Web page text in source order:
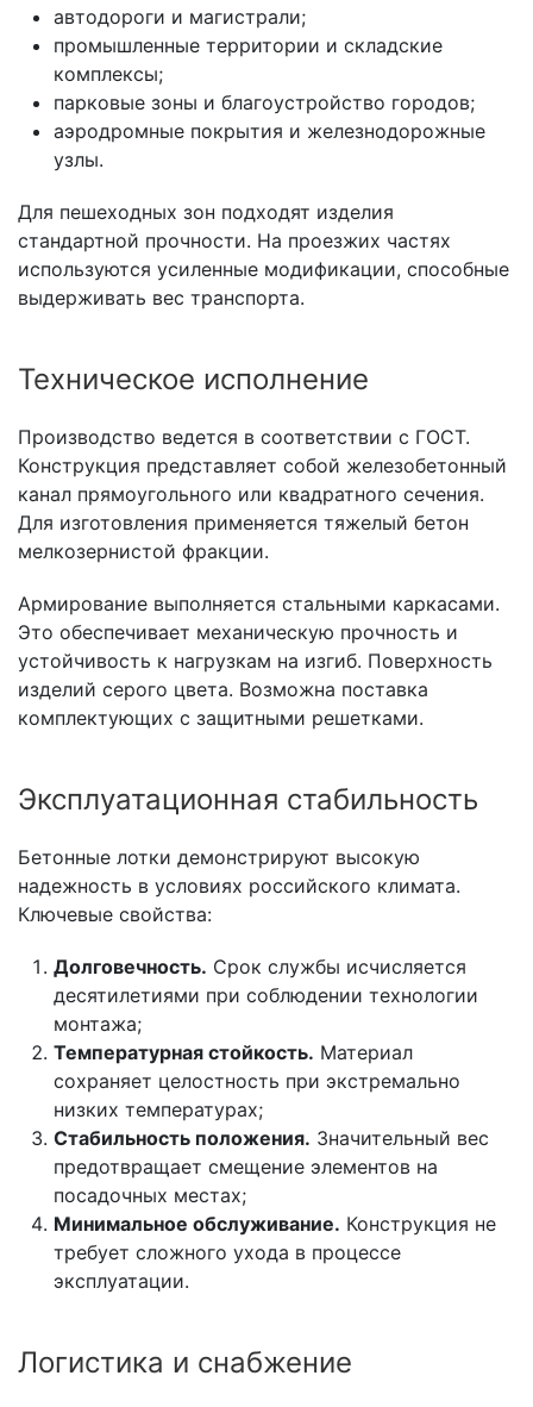
автодороги и магистрали;
промышленные территории и складские
комплексы;
парковые зоны и благоустройство городов;
аэродромные покрытия и железнодорожные
узлы.
Для пешеходных зон подходят изделия
стандартной прочности. На проезжих частях
используются усиленные модификации, способные
выдерживать вес транспорта.
Техническое исполнение
Производство ведется в соответствии с ГОСТ.
Конструкция представляет собой железобетонный
канал прямоугольного или квадратного сечения.
Для изготовления применяется тяжелый бетон
мелкозернистой фракции.
Армирование выполняется стальными каркасами.
Это обеспечивает механическую прочность и
устойчивость к нагрузкам на изгиб. Поверхность
изделий серого цвета. Возможна поставка
комплектующих с защитными решетками.
Эксплуатационная стабильность
Бетонные лотки демонстрируют высокую
надежность в условиях российского климата.
Ключевые свойства:
Долговечность. Срок службы исчисляется
десятилетиями при соблюдении технологии
монтажа;
Температурная стойкость. Материал
сохраняет целостность при экстремально
низких температурах;
Стабильность положения. Значительный вес
предотвращает смещение элементов на
посадочных местах;
Минимальное обслуживание. Конструкция не
требует сложного ухода в процессе
эксплуатации.
Логистика и снабжение